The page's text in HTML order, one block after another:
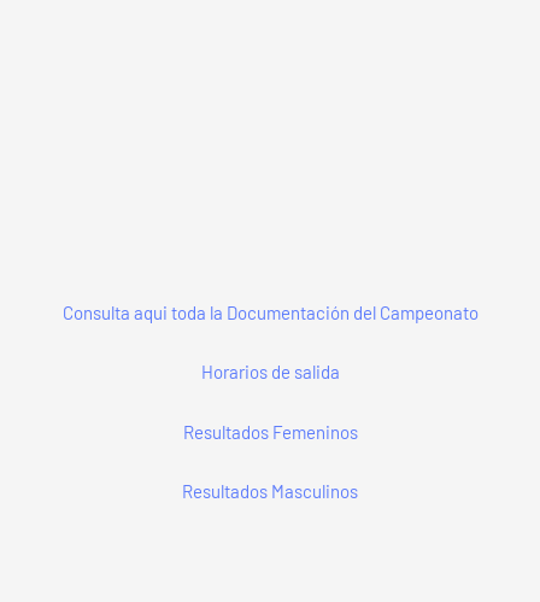
Consulta aqui toda la Documentación del Campeonato
Horarios de salida
Resultados Femeninos
Resultados Masculinos